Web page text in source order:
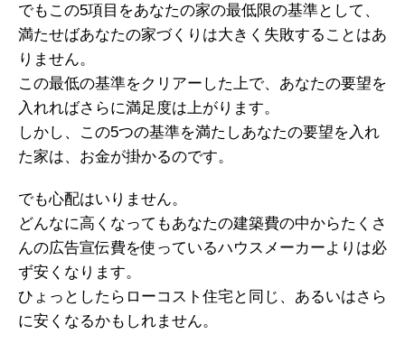
でもこの5項目をあなたの家の最低限の基準として、
満たせばあなたの家づくりは大きく失敗することはあ
りません。
この最低の基準をクリアーした上で、あなたの要望を
入れればさらに満足度は上がります。
しかし、この5つの基準を満たしあなたの要望を入れ
た家は、お金が掛かるのです。
でも心配はいりません。
どんなに高くなってもあなたの建築費の中からたくさ
んの広告宣伝費を使っているハウスメーカーよりは必
ず安くなります。
ひょっとしたらローコスト住宅と同じ、あるいはさら
に安くなるかもしれません。